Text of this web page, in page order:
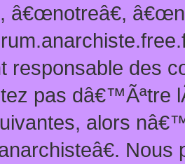
â€œnotreâ€,
responsable des
pas dâ€™Ãªtre
alors